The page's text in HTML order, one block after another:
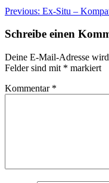
Previous: Ex-Situ –
Schreibe einen
Deine E-Mail-Adresse
Felder sind mit * markiert
Kommentar *